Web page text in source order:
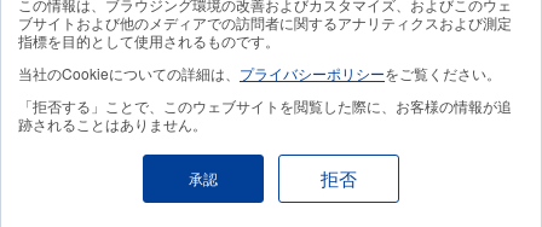
この情報は、ブラウジング環境の改善およびカスタマイズ、およびこのウェ
ブサイトおよび他のメディアでの訪問者に関するアナリティクスおよび測定
指標を目的として使用されるものです。
当社のCookieについての詳細は、 プライバシーポリシーをご覧ください。
「拒否する」ことで、このウェブサイトを閲覧した際に、お客様の情報が追
跡されることはありません。
承認 拒否
すべての資料DLを見る
SEMINAR